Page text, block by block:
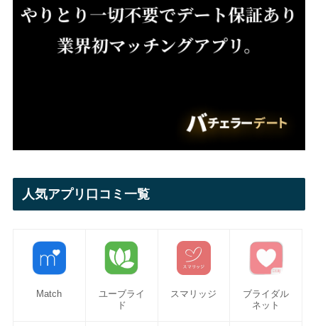
人気アプリ口コミ一覧
Match
ユーブライ
ド
スマリッジ
ブライダル
ネット